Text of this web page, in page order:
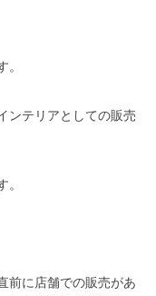
。
ンテリアとしての販売
。
前に店舗での販売があ